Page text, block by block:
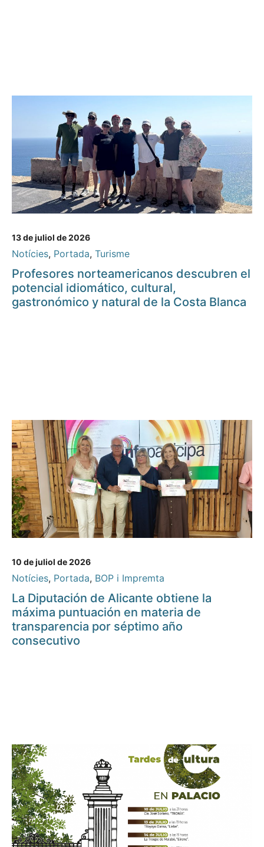
13 de juliol de 2026
Notícies, Portada, Turisme
Profesores norteamericanos descubren el
potencial idiomático, cultural,
gastronómico y natural de la Costa Blanca
10 de juliol de 2026
Notícies, Portada, BOP i Impremta
La Diputación de Alicante obtiene la
máxima puntuación en materia de
transparencia por séptimo año
consecutivo